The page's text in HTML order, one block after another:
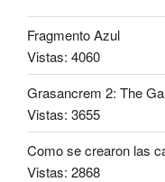
Fragmento Azul
Vistas: 4060
Grasancrem 2: The
Vistas: 3655
Como se crearon las
Vistas: 2868